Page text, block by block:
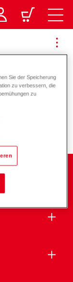
und
Sie der Speicherung
zu verbessern, die
zu